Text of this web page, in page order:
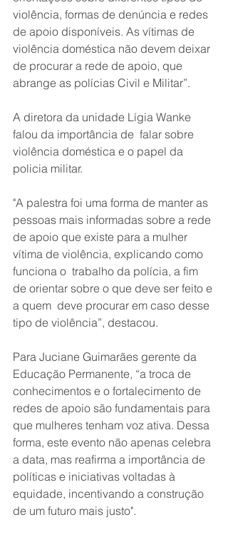
violência, formas de denúncia e redes
de apoio disponíveis. As vítimas de
violência doméstica não devem deixar
de procurar a rede de apoio, que
abrange as polícias Civil e Militar”.
A diretora da unidade Lígia Wanke
falou da importância de  falar sobre
violência doméstica e o papel da
policia militar.
"A palestra foi uma forma de manter as
pessoas mais informadas sobre a rede
de apoio que existe para a mulher
vítima de violência, explicando como
funciona o  trabalho da polícia, a fim
de orientar sobre o que deve ser feito e
a quem  deve procurar em caso desse
tipo de violência”, destacou.
Para Juciane Guimarães gerente da
Educação Permanente, “a troca de
conhecimentos e o fortalecimento de
redes de apoio são fundamentais para
que mulheres tenham voz ativa. Dessa
forma, este evento não apenas celebra
a data, mas reafirma a importância de
políticas e iniciativas voltadas à
equidade, incentivando a construção
de um futuro mais justo".